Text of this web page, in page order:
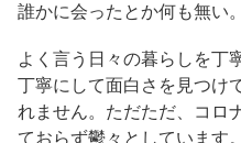
誰かに会ったとか何も無い。
よく言う日々の暮らしを丁
丁寧にして面白さを見つけ
れません。ただただ、コロ
ておらず鬱々としています。